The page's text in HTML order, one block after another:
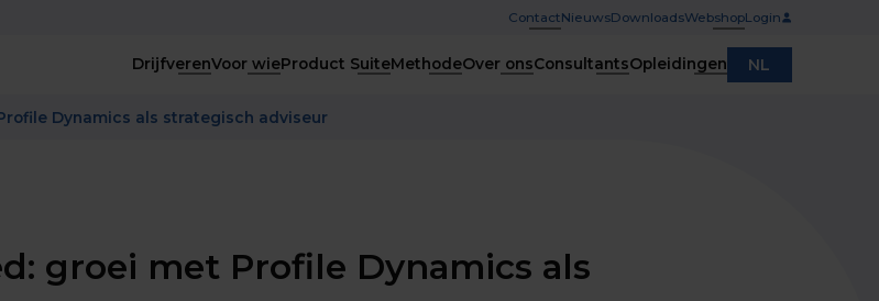
ContactNieuwsDownloadsWebshopLogin
DrijfverenVoor wieProduct SuiteMethodeOver onsConsultantsOpleidingen NL
Dynamics als strategisch adviseur
groei met Profile Dynamics als